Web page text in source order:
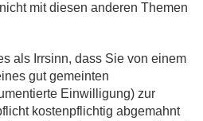
mit diesen anderen Themen
als Irrsinn, dass Sie von einem
gut gemeinten
Einwilligung) zur
kostenpflichtig abgemahnt